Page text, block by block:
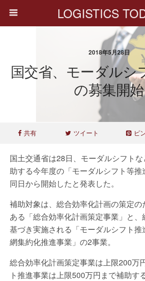
LOGISTICS
2018年5月28日
国交省、モーダルシ
の募集開始
共有 ツイート ピ
国土交通省は28日、モーダルシフト
助する今年度の「モーダルシフト等
同日から開始したと発表した。
補助対象は、総合効率化計画の策定
ある「総合効率化計画策定事業」と
基づき実施される「モーダルシフト
網集約化推進事業」の2事業。
総合効率化計画策定事業は上限200万
ト推進事業は上限500万円まで補助す